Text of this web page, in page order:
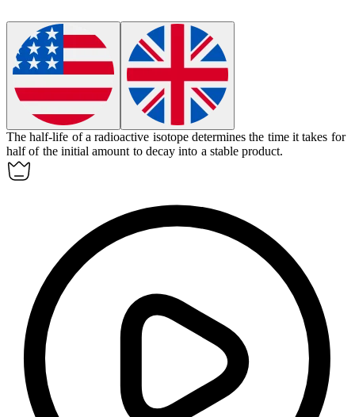
Thehalf-life of a radioactive isotope determines the time it takes for
half of the initial amount to decay into a stable product.